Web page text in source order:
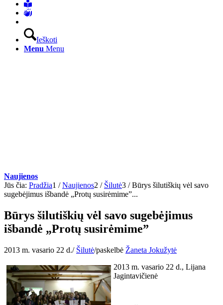
Ieškoti
Menu Menu
Naujienos
Jūs čia: Pradžia1 / Naujienos2 / Šilutė3 / Būrys šilutiškių vėl savo
sugebėjimus išbandė „Protų susirėmime”...
Būrys šilutiškių vėl savo sugebėjimus
išbandė „Protų susirėmime”
2013 m. vasario 22 d./ Šilutė/paskelbė Žaneta Jokužytė
2013 m. vasario 22 d., Lijana
Jagintavičienė